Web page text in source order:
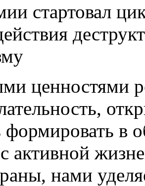
стартовал
ценностями
формировать в
активной
нами